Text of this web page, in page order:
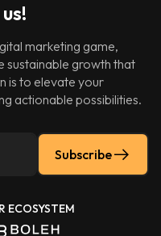
marketing game,
sustainable growth that
is to elevate your
actionable possibilities.
Subscribe
ECOSYSTEM